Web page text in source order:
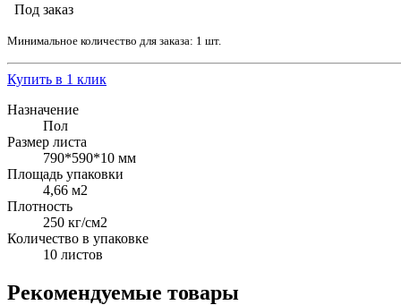
Под заказ
Минимальное количество для заказа: 1 шт.
Купить в 1 клик
Назначение
Пол
Размер листа
790*590*10 мм
Площадь упаковки
4,66 м2
Плотность
250 кг/см2
Количество в упаковке
10 листов
Рекомендуемые товары